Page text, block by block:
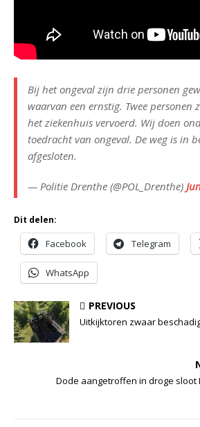
Bij het ongeval zijn drie personen
waarvan een ernstig. Twee
het ziekenhuis vervoerd. Wij doen
toedracht van ongeval. De weg is in
afgesloten.
— Politie Drenthe (@POL_Drenthe)
Dit delen:
Facebook Telegram
WhatsApp
PREVIOUS
Uitkijktoren zwaar
Dode aangetroffen in droge sloot